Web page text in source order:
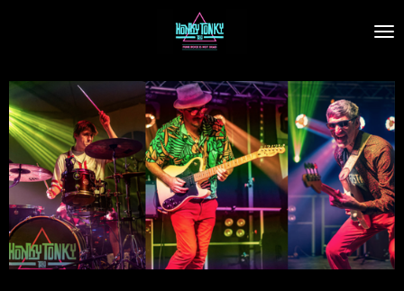
principal